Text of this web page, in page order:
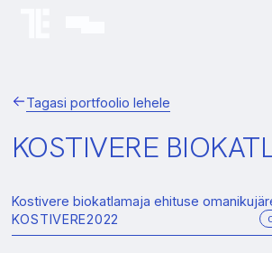
Tagasi portfoolio lehele
KOSTIVERE
Kostivere biokatlamaja ehituse
KOSTIVERE2022